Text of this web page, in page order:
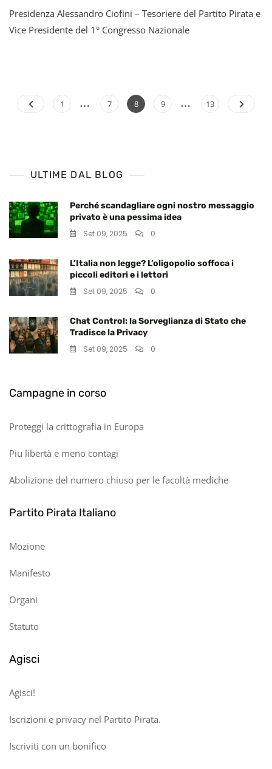
Presidenza Alessandro Ciofini – Tesoriere del Partito Pirata e
Vice Presidente del 1° Congresso Nazionale
Paginazione
Page
1 … Page
7 Page
8 Page
9 … Page
13
ULTIME DAL BLOG
Perché scandagliare ogni nostro messaggio
privato è una pessima idea
Set 09, 2025
0
L’Italia non legge? L’oligopolio soffoca i
piccoli editori e i lettori
Set 09, 2025
0
Chat Control: la Sorveglianza di Stato che
Tradisce la Privacy
Set 09, 2025
0
Campagne in corso
Proteggi la crittografia in Europa
Piu libertà e meno contagi
Abolizione del numero chiuso per le facoltà mediche
Partito Pirata Italiano
Mozione
Manifesto
Organi
Statuto
Agisci
Agisci!
Iscrizioni e privacy nel Partito Pirata.
Iscriviti con un bonifico